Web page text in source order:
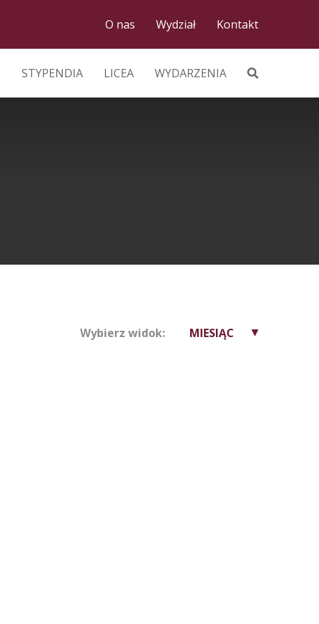
O nas Wydział Kontakt
STYPENDIA LICEA WYDARZENIA
Wybierz widok: MIESIĄC